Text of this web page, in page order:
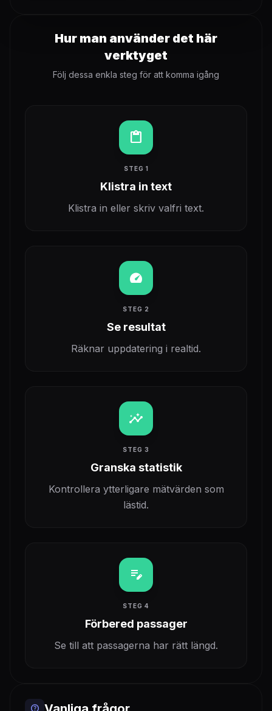
Hur man använder det här
verktyget
Följ dessa enkla steg för att komma igång
content_paste
STEG 1
Klistra in text
Klistra in eller skriv valfri text.
speed
STEG 2
Se resultat
Räknar uppdatering i realtid.
insights
STEG 3
Granska statistik
Kontrollera ytterligare mätvärden som
lästid.
edit_note
STEG 4
Förbered passager
Se till att passagerna har rätt längd.
help